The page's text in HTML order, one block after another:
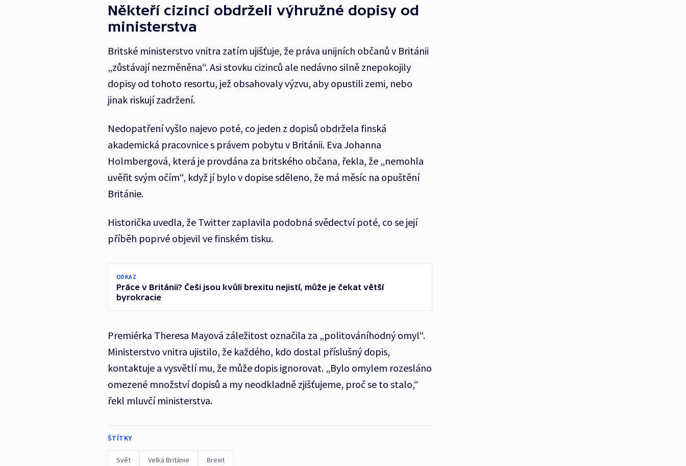
Někteří cizinci obdrželi výhružné dopisy od
ministerstva
Britské ministerstvo vnitra zatím ujišťuje, že práva unijních občanů v Británii
„zůstávají nezměněna“. Asi stovku cizinců ale nedávno silně znepokojily
dopisy od tohoto resortu, jež obsahovaly výzvu, aby opustili zemi, nebo
jinak riskují zadržení.
Nedopatření vyšlo najevo poté, co jeden z dopisů obdržela finská
akademická pracovnice s právem pobytu v Británii. Eva Johanna
Holmbergová, která je provdána za britského občana, řekla, že „nemohla
uvěřit svým očím“, když jí bylo v dopise sděleno, že má měsíc na opuštění
Británie.
Historička uvedla, že Twitter zaplavila podobná svědectví poté, co se její
příběh poprvé objevil ve finském tisku.
ODKAZ
Práce v Británii? Češi jsou kvůli brexitu nejistí, může je čekat větší
byrokracie
Premiérka Theresa Mayová záležitost označila za „politováníhodný omyl“.
Ministerstvo vnitra ujistilo, že každého, kdo dostal příslušný dopis,
kontaktuje a vysvětlí mu, že může dopis ignorovat. „Bylo omylem rozesláno
omezené množství dopisů a my neodkladně zjišťujeme, proč se to stalo,“
řekl mluvčí ministerstva.
ŠTÍTKY
Svět Velká Británie Brexit